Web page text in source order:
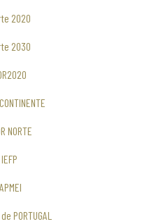
2020
2030
NORTE
IEFP
PORTUGAL